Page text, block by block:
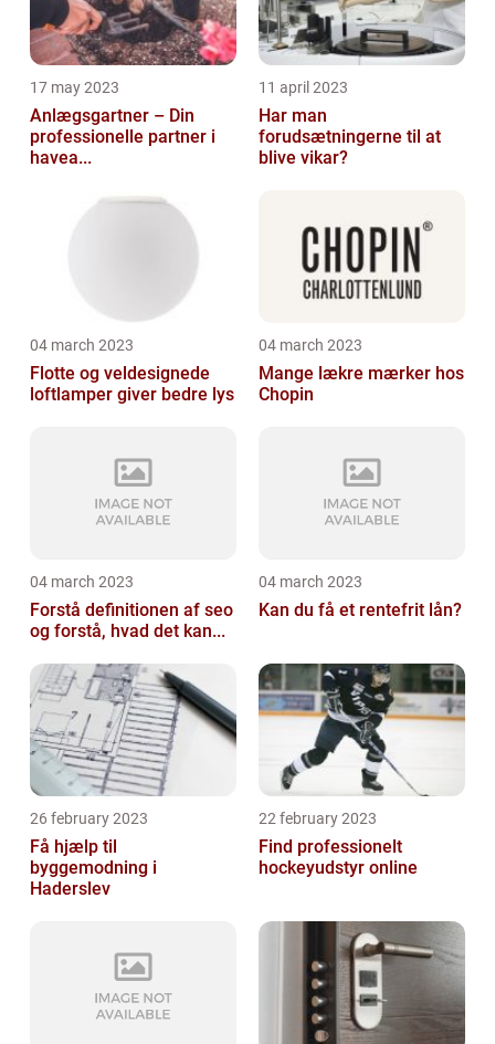
17 may 2023
Anlægsgartner – Din
professionelle partner i
havea...
11 april 2023
Har man
forudsætningerne til at
blive vikar?
04 march 2023
Flotte og veldesignede
loftlamper giver bedre lys
04 march 2023
Mange lækre mærker hos
Chopin
04 march 2023
Forstå definitionen af seo
og forstå, hvad det kan...
04 march 2023
Kan du få et rentefrit lån?
26 february 2023
Få hjælp til
byggemodning i
Haderslev
22 february 2023
Find professionelt
hockeyudstyr online